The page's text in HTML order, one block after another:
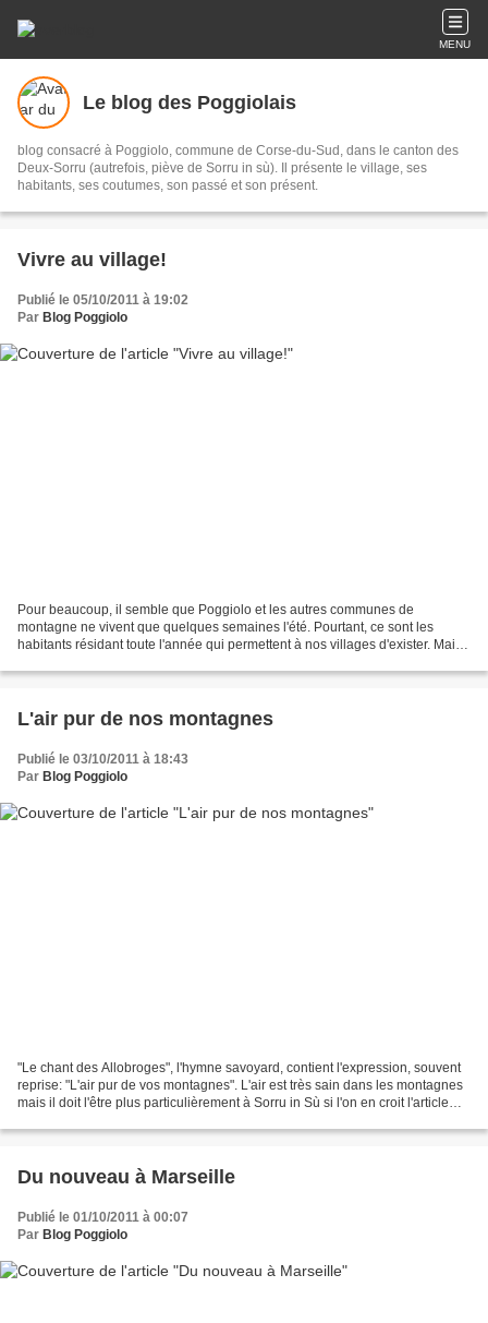
MENU
Le blog des Poggiolais
blog consacré à Poggiolo, commune de Corse-du-Sud, dans le canton des
Deux-Sorru (autrefois, piève de Sorru in sù). Il présente le village, ses
habitants, ses coutumes, son passé et son présent.
Vivre au village!
Publié le 05/10/2011 à 19:02
Par Blog Poggiolo
Pour beaucoup, il semble que Poggiolo et les autres communes de
montagne ne vivent que quelques semaines l'été. Pourtant, ce sont les
habitants résidant toute l'année qui permettent à nos villages d'exister. Mais
L'air pur de nos montagnes
Publié le 03/10/2011 à 18:43
Par Blog Poggiolo
"Le chant des Allobroges", l'hymne savoyard, contient l'expression, souvent
reprise: "L'air pur de vos montagnes". L'air est très sain dans les montagnes
mais il doit l'être plus particulièrement à Sorru in Sù si l'on en croit l'article
Du nouveau à Marseille
Publié le 01/10/2011 à 00:07
Par Blog Poggiolo